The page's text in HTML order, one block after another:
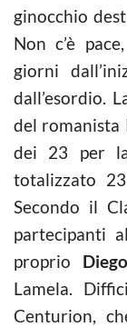
ginocchio
Non c’è
giorni
dall’esordio.
del romanista
dei 23 per la
totalizzato
Secondo il
partecipanti
proprio
Lamela.
Centurion,